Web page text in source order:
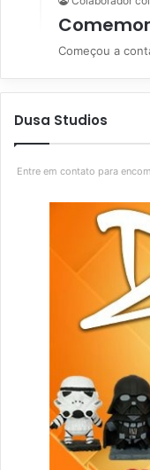
Começou a
Dusa Studios
Entre em contato para